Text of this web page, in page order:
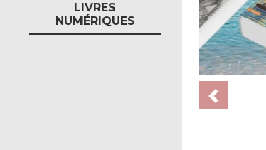
LIVRES
NUMÉRIQUES
Previous